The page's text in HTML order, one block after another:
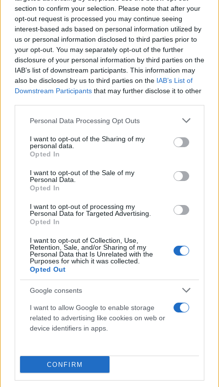
section to confirm your selection. Please note that after your
opt-out request is processed you may continue seeing
interest-based ads based on personal information utilized by
us or personal information disclosed to third parties prior to
your opt-out. You may separately opt-out of the further
disclosure of your personal information by third parties on the
IAB’s list of downstream participants. This information may
also be disclosed by us to third parties on the IAB’s List of
Downstream Participants that may further disclose it to other
Please note that this website/app uses one or more Google
not limited to your visit or usage behaviour. You may click to
grant or deny consent to Google and its third-party tags to
use your data for below specified purposes in below Google
consent section.
Personal Data Processing Opt Outs
I want to opt-out of the Sharing of my
personal data.
Opted In
I want to opt-out of the Sale of my
Personal Data.
Opted In
I want to opt-out of processing my
Personal Data for Targeted Advertising.
Opted In
I want to opt-out of Collection, Use,
Retention, Sale, and/or Sharing of my
Personal Data that Is Unrelated with the
Purposes for which it was collected.
Opted Out
Google consents
I want to allow Google to enable storage
related to advertising like cookies on web or
device identifiers in apps.
CONFIRM